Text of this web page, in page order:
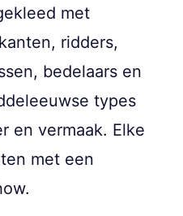
met
ridders,
bedelaars en
types
en vermaak. Elke
met een